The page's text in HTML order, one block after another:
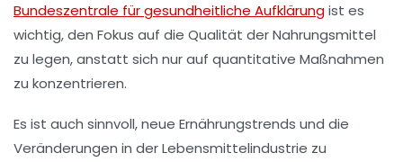
Bundeszentrale für gesundheitliche Aufklärungist es
wichtig, den Fokus auf die Qualität der Nahrungsmittel
zu legen, anstatt sich nur auf quantitative Maßnahmen
zu konzentrieren.
Es ist auch sinnvoll, neue Ernährungstrends und die
Veränderungen in derLebensmittelindustrie zu